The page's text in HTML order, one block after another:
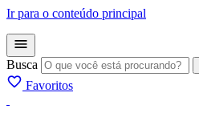
Ir para o conteúdo principal
Busca
Favoritos